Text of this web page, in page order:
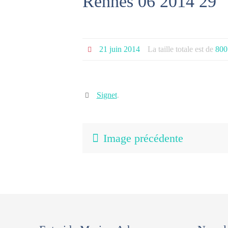
21 juin 2014 La taille totale est de
Signet.
Image précédente